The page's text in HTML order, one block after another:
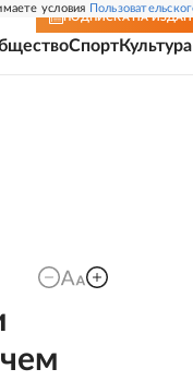
условия
ПОДПИСКА НА
СпортКультура